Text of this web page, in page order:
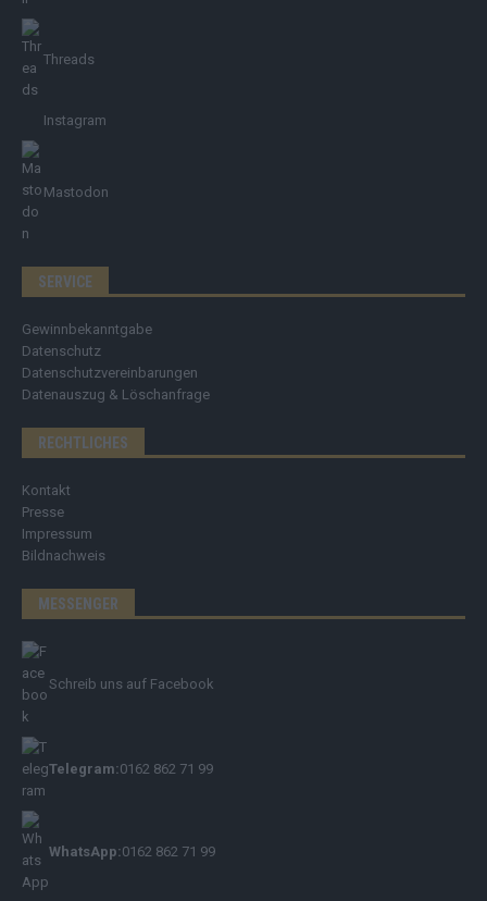
Threads
Instagram
Mastodon
SERVICE
Gewinnbekanntgabe
Datenschutz
Datenschutzvereinbarungen
Datenauszug & Löschanfrage
RECHTLICHES
Kontakt
Presse
Impressum
Bildnachweis
MESSENGER
Schreib uns auf Facebook
Telegram:0162 862 71 99
WhatsApp:0162 862 71 99